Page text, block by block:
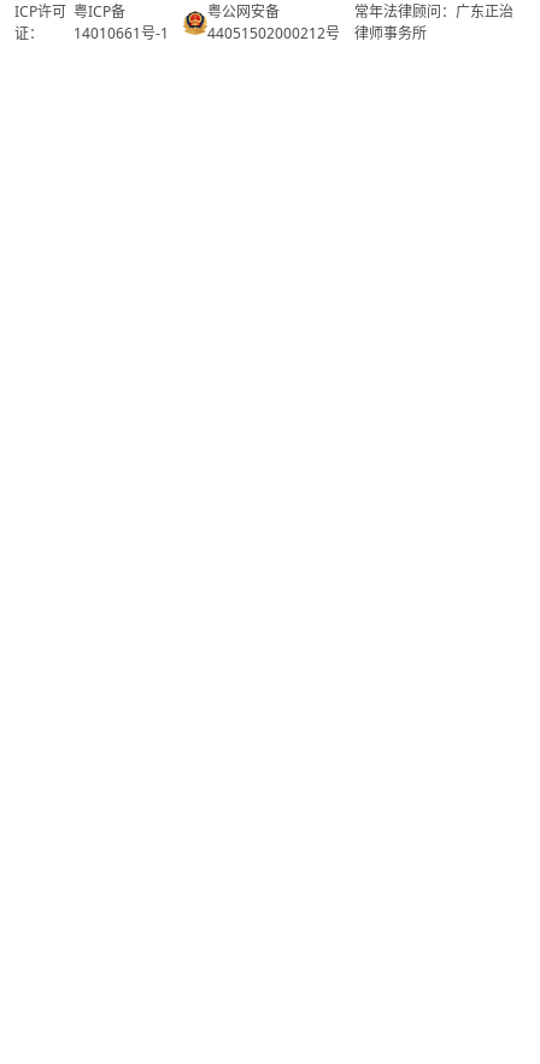
ICP许可
证：
粤ICP备
14010661号-1
粤公网安备
44051502000212号
常年法律顾问：广东正治
律师事务所